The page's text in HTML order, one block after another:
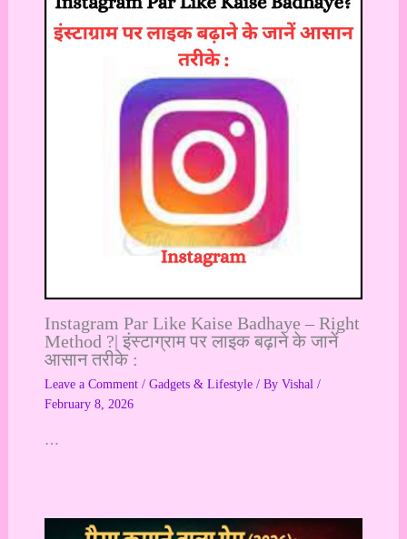
Instagram Par Like Kaise Badhaye – Right
Method ?| इंस्टाग्राम पर लाइक बढ़ाने के जानें
आसान तरीके :
Leave a Comment / Gadgets & Lifestyle/ By Vishal /
February 8, 2026
…